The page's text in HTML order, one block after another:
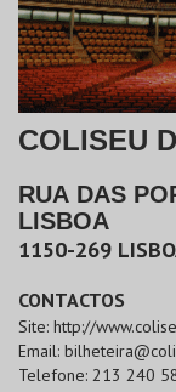
COLISEU
RUA DAS
LISBOA
1150-269
CONTACTOS
Site: http://
Email:
Telefone: 213 240